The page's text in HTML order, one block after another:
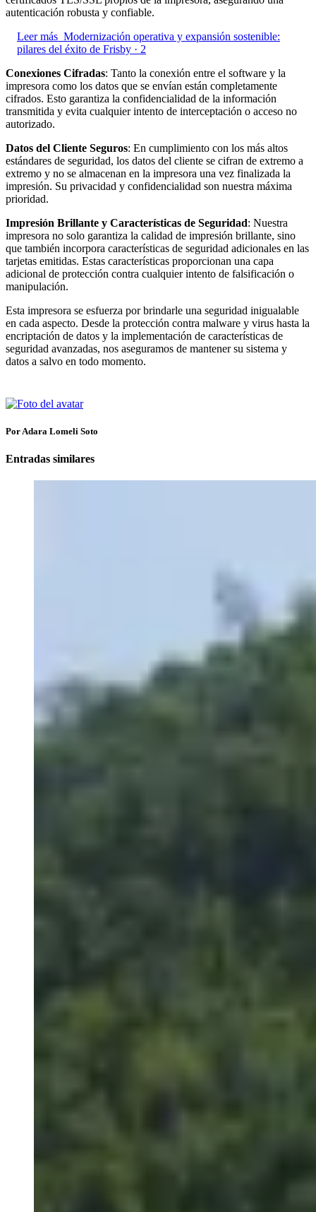
autenticación robusta y confiable.
Leer más Modernización operativa y expansión sostenible:
pilares del éxito de Frisby · 2
Conexiones Cifradas: Tanto la conexión entre el software y la
impresora como los datos que se envían están completamente
cifrados. Esto garantiza la confidencialidad de la información
transmitida y evita cualquier intento de interceptación o acceso no
autorizado.
Datos del Cliente Seguros: En cumplimiento con los más altos
estándares de seguridad, los datos del cliente se cifran de extremo a
extremo y no se almacenan en la impresora una vez finalizada la
impresión. Su privacidad y confidencialidad son nuestra máxima
prioridad.
Impresión Brillante y Características de Seguridad: Nuestra
impresora no solo garantiza la calidad de impresión brillante, sino
que también incorpora características de seguridad adicionales en las
tarjetas emitidas. Estas características proporcionan una capa
adicional de protección contra cualquier intento de falsificación o
manipulación.
Esta impresora se esfuerza por brindarle una seguridad inigualable
en cada aspecto. Desde la protección contra malware y virus hasta la
encriptación de datos y la implementación de características de
seguridad avanzadas, nos aseguramos de mantener su sistema y
datos a salvo en todo momento.
Por Adara Lomeli Soto
Entradas similares